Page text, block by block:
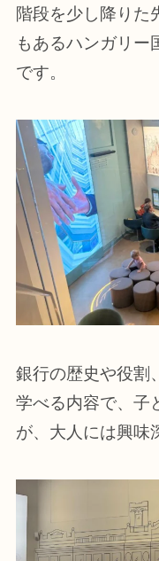
階段を少し降りた
もあるハンガリー
です。
銀行の歴史や役割
学べる内容で、子
が、大人には興味